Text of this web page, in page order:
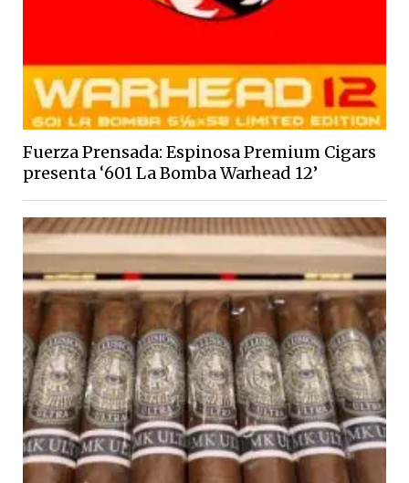
Fuerza Prensada: Espinosa Premium Cigars
presenta ‘601 La Bomba Warhead 12’